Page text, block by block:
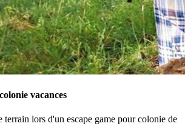
vacances
terrain lors d'un escape game pour colonie de